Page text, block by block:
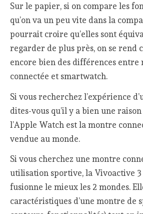
Sur le papier, si on compare les
qu’on va un peu vite dans la
pourrait croire qu’elles sont
regarder de plus près, on se rend
encore bien des différences entre
connectée et smartwatch.
Si vous recherchez l’expérience
dites-vous qu’il y a bien une
l’Apple Watch est la montre
vendue au monde.
Si vous cherchez une montre
utilisation sportive, la Vivoactive
fusionne le mieux les 2 mondes.
caractéristiques d’une montre de